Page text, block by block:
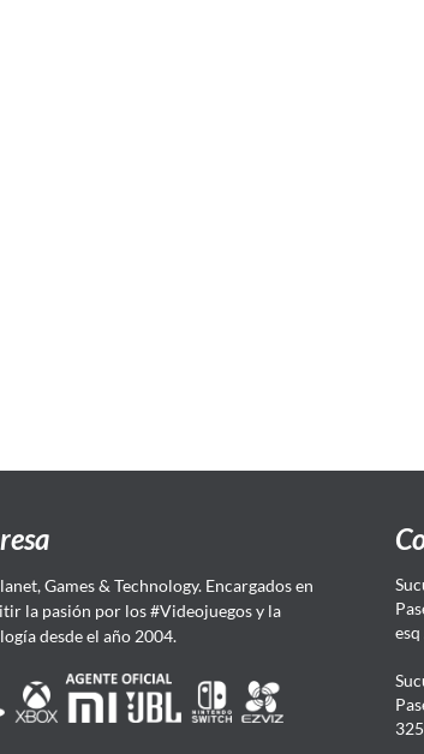
Games & Technology. Encargados en
la pasión por los #Videojuegos y la
desde el año 2004.